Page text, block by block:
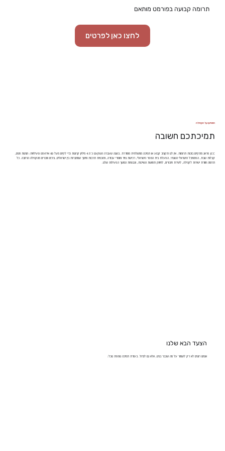
תרומה קבועה בפורמט מותאם
לחצו כאן לפרטים
השפיעו על הקהילה
תמיכתכם חשובה
JCC פראג מתקיים בזכות תרומות. אין לנו תקציב קבוע או תמיכה ממשלתית מסודרת. בשנה שעברה השקענו כ־4.5 מיליון קרונות כדי לקיים מעל 60 אירועים ופעילויות: חגיגות חגים,
קבלות שבת, הפסטיבל הישראלי השנתי, הפעלת בית הספר הישראלי, רכישת ציוד וחומרי עבודה, ותוכניות תרבות וחינוך שמחברות בין ישראלים, צ’כים וחברים מהקהילה הרחבה. כל
תרומה חוזרת ישירות לקהילה, ליצירת חיבורים, לחיזוק תחושת השייכות, והבטחת המשך הפעילות שלנו.
הצעד הבא שלנו
אנחנו רוצים לא רק לשמור על מה שכבר בנינו, אלא גם לגדול. בעזרת תמיכה נוספת נוכל: